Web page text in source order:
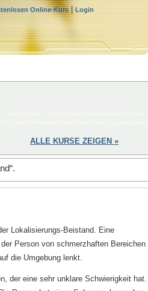
Online-Kurs | Login
ALLE KURSE ZEIGEN »
Lokalisierungs-Beistand. Eine
Person von schmerzhaften Bereichen
die Umgebung lenkt.
der eine sehr unklare Schwierigkeit hat.